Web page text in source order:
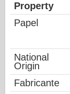
Property
Papel
National
Origin
Fabricante